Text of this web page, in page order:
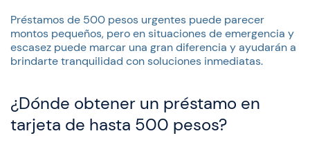
Préstamos de 500 pesos urgentes puede parecer
montos pequeños, pero en situaciones de emergencia y
escasez puede marcar una gran diferencia y ayudarán a
brindarte tranquilidad con soluciones inmediatas.
¿Dónde obtener un préstamo en
tarjeta de hasta 500 pesos?